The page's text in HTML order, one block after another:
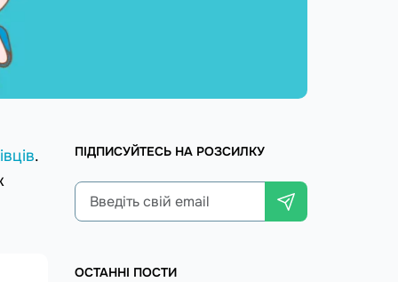
.
ПІДПИСУЙТЕСЬ НА РОЗСИЛКУ
ОСТАННІ ПОСТИ